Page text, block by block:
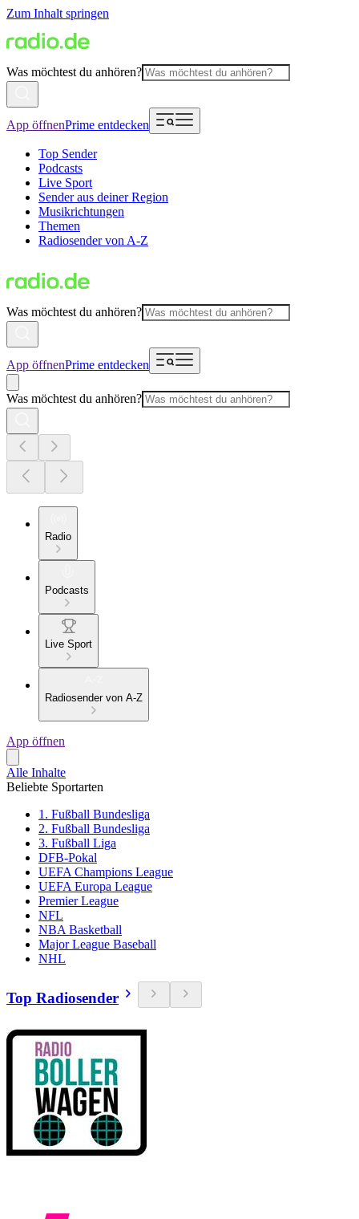
Zum Inhalt springen
Was möchtest du anhören?
App öffnenPrime entdecken
Top Sender
Podcasts
Live Sport
Sender aus deiner Region
Musikrichtungen
Themen
Radiosender von A-Z
Was möchtest du anhören?
App öffnenPrime entdecken
Was möchtest du anhören?
Radio
Podcasts
Live Sport
Radiosender von A-Z
App öffnen
Alle Inhalte
Beliebte Sportarten
1. Fußball Bundesliga
2. Fußball Bundesliga
3. Fußball Liga
DFB-Pokal
UEFA Champions League
UEFA Europa League
Premier League
NFL
NBA Basketball
Major League Baseball
NHL
Top Radiosender